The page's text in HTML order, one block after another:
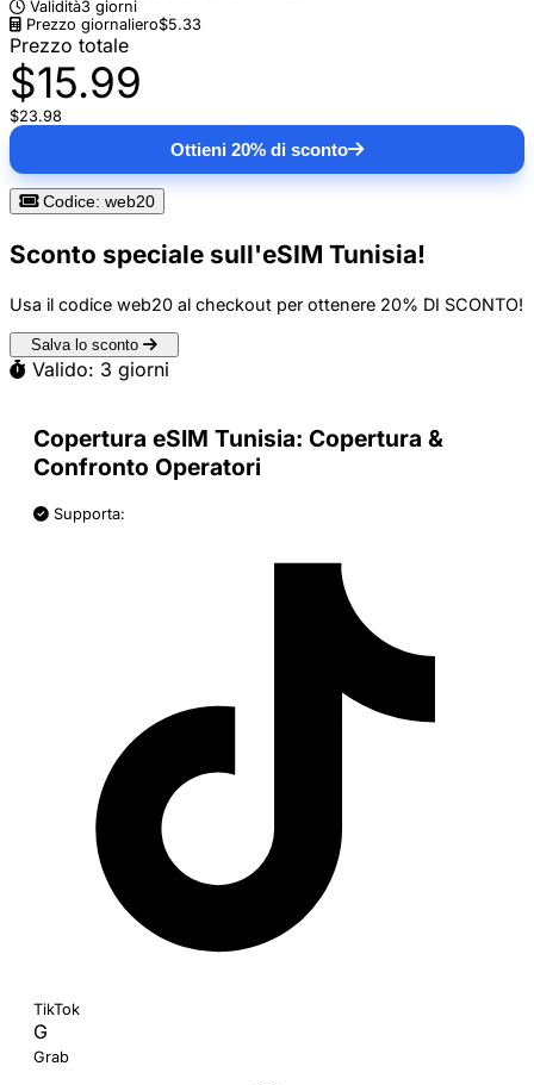
Validità3 giorni
Prezzo giornaliero$5.33
Prezzo totale
$15.99
$23.98
Ottieni 20% di sconto
Codice: web20
Sconto speciale sull'eSIM Tunisia!
Usa il codice web20 al checkout per ottenere 20% DI SCONTO!
Salva lo sconto
Valido: 3 giorni
Copertura eSIM Tunisia: Copertura &
Confronto Operatori
Supporta:
TikTok
G
Grab